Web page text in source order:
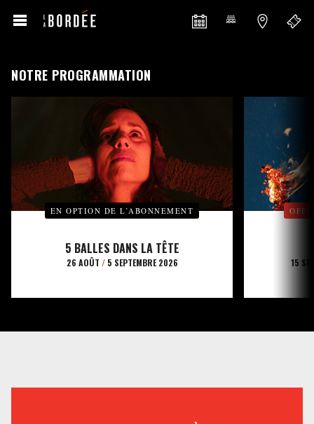
NOTRE PROGRAMMATION
EN OPTION DE L’ABONNEMENT
5 BALLES DANS LA TÊTE
26 AOÛT /5 SEPTEMBRE 2026 15